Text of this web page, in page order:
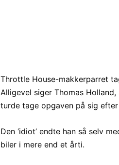
Throttle House-makkerparret
Alligevel siger Thomas
turde tage opgaven på sig
Den ‘idiot’ endte han så selv
biler i mere end et årti.